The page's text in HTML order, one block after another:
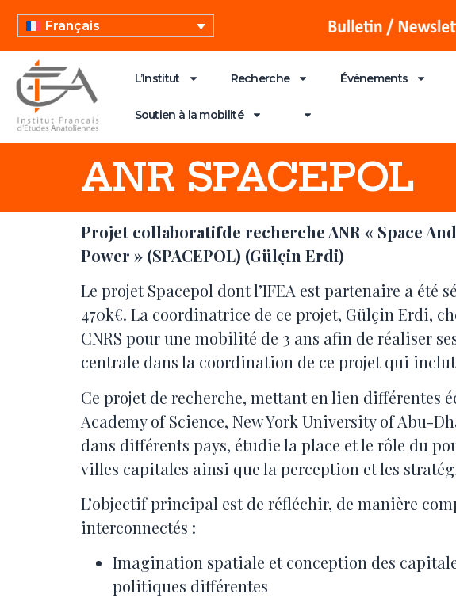
Français
L’Institut Recherche Événements
Soutien à la mobilité
ANR SPACEPOL
Projet collaboratifde recherche ANR « Space
Power » (SPACEPOL) (Gülçin Erdi)
Le projet Spacepol dont l’IFEA est partenaire a été
470k€. La coordinatrice de ce projet, Gülçin Erdi,
CNRS pour une mobilité de 3 ans afin de réaliser
centrale dans la coordination de ce projet qui
Ce projet de recherche, mettant en lien différentes
Academy of Science, New York University of Abu-
dans différents pays, étudie la place et le rôle du
villes capitales ainsi que la perception et les
L’objectif principal est de réfléchir, de manière
interconnectés :
Imagination spatiale et conception des
politiques différentes